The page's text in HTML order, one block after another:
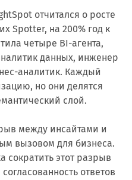
отчитался о росте
Spotter, на 200% год к
четыре BI-агента,
данных, инженер
аналитик. Каждый
но они делятся
слой.
между инсайтами и
вызовом для бизнеса.
этот разрыв
ответов